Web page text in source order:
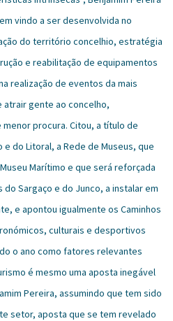
vindo a ser desenvolvida no
do território concelhio, estratégia
e reabilitação de equipamentos
realização de eventos da mais
atrair gente ao concelho,
procura. Citou, a título de
do Litoral, a Rede de Museus, que
Marítimo e que será reforçada
Sargaço e do Junco, a instalar em
e apontou igualmente os Caminhos
culturais e desportivos
o ano como fatores relevantes
é mesmo uma aposta inegável
Pereira, assumindo que tem sido
setor, aposta que se tem revelado